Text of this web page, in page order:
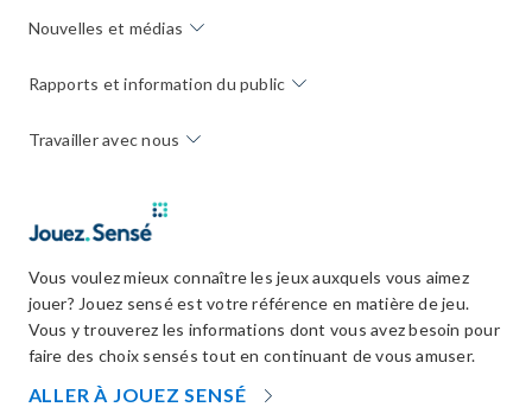
Nouvelles et médias
Rapports et information du public
Travailler avec nous
Vous voulez mieux connaître les jeux auxquels vous aimez
jouer? Jouez sensé est votre référence en matière de jeu.
Vous y trouverez les informations dont vous avez besoin pour
faire des choix sensés tout en continuant de vous amuser.
ALLER À JOUEZ SENSÉ